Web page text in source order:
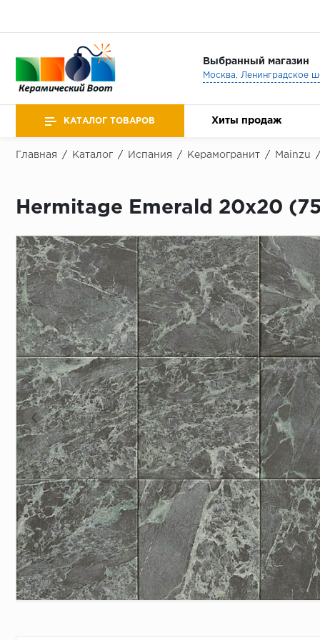
Выбранный магазин
КАТАЛОГ ТОВАРОВ Хиты продаж
Главная / Каталог / Испания / Керамогранит / Mainzu /
Hermitage Emerald 20х20